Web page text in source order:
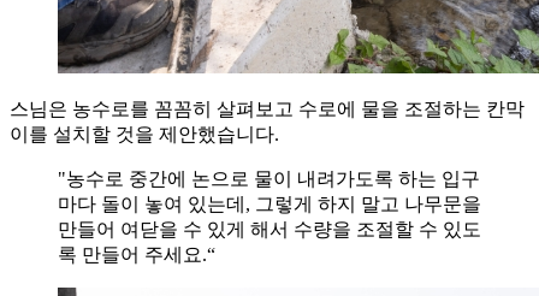
스님은 농수로를 꼼꼼히 살펴보고 수로에 물을 조절하는 칸막
이를 설치할 것을 제안했습니다.
"농수로 중간에 논으로 물이 내려가도록 하는 입구
마다 돌이 놓여 있는데, 그렇게 하지 말고 나무문을
만들어 여닫을 수 있게 해서 수량을 조절할 수 있도
록 만들어 주세요.“